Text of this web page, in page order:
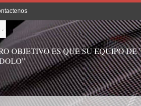
OBJETIVO ES QUE SU EQUIPO